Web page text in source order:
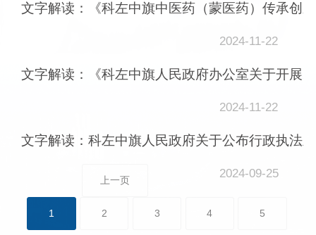
文字解读：《科左中旗中医药（蒙医药）传承创
2024-11-22
文字解读：《科左中旗人民政府办公室关于开展
2024-11-22
文字解读：科左中旗人民政府关于公布行政执法
2024-09-25
上一页
1 2 3 4 5